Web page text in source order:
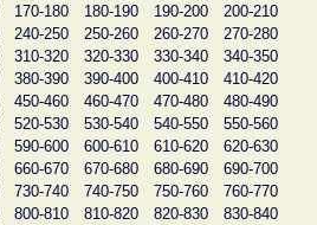
170-180 180-190 190-200
200-210
240-250 250-260 260-270
270-280
310-320 320-330 330-340
340-350
380-390 390-400 400-410
410-420
450-460 460-470 470-480
480-490
520-530 530-540 540-550
550-560
590-600 600-610 610-620
620-630
660-670 670-680 680-690
690-700
730-740 740-750 750-760
760-770
800-810 810-820 820-830
830-840